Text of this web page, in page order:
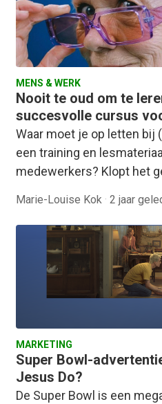
MENS & WERK
Nooit te oud om te
succesvolle cursus
Waar moet je op letten bij
een training en
medewerkers? Klopt het
Marie-Louise Kok · 2 jaar
MARKETING
Super Bowl-
Jesus Do?
De Super Bowl is een